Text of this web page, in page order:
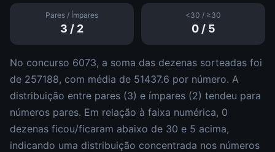
Pares / Ímpares
3 / 2
<30 / ≥30
0/ 5
No concurso 6073, a soma das dezenas sorteadas foi
de 257188, com média de 51437.6 por número. A
distribuição entre pares (3) e ímpares (2) tendeu para
números pares. Em relação à faixa numérica, 0
dezenas ficou/ficaram abaixo de 30 e 5 acima,
indicando uma distribuição concentrada nos números